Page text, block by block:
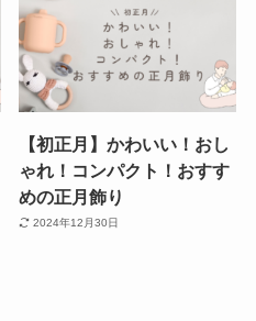
【初正月】かわいい！おし
ゃれ！コンパクト！おすす
めの正月飾り
2024年12月30日